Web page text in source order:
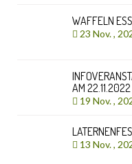
WAFFELN
23 Nov. ,
AM 22.11.2022
19 Nov. ,
13 Nov. ,